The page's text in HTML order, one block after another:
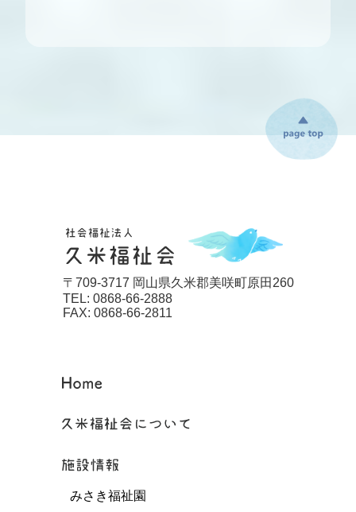
〒709-3717 岡山県久米郡美咲町原田260
TEL: 0868-66-2888
FAX: 0868-66-2811
みさき福祉園